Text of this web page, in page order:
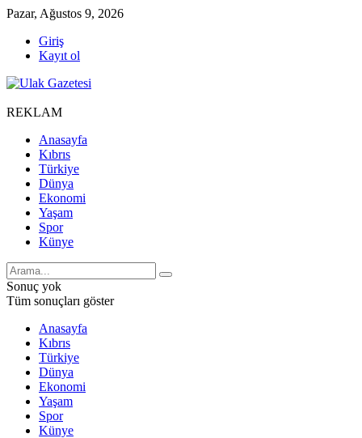
Pazar, Ağustos 9, 2026
Giriş
Kayıt ol
REKLAM
Anasayfa
Kıbrıs
Türkiye
Dünya
Ekonomi
Yaşam
Spor
Künye
Sonuç yok
Tüm sonuçları göster
Anasayfa
Kıbrıs
Türkiye
Dünya
Ekonomi
Yaşam
Spor
Künye